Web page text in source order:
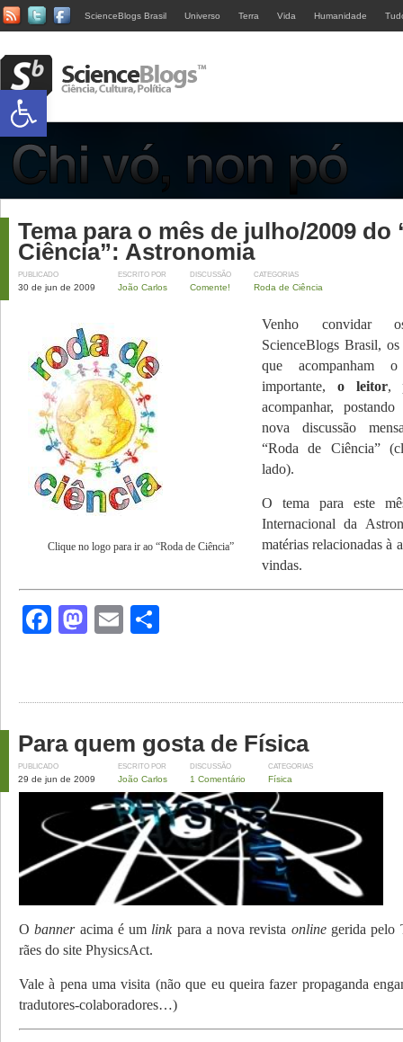
ScienceBlogs Brasil Universo Terra Vida Humanidade
Tema para o mês de julho/2009 do
Ciência”: Astronomia
PUBLICADO
30 de jun de 2009
ESCRITO POR
João Carlos
DISCUSSÃO
Comente!
CATEGORIAS
Roda de Ciência
Clique no logo para ir ao “Roda de Ciência”
Venho convidar
ScienceBlogs Brasil,
que acompanham
importante, o leitor,
acompanhar,
nova discussão
“Roda de Ciência”
lado).
O tema para este
Internacional da
matérias relacionadas à
vindas.
Facebook
Mastodon
Email
Para quem gosta de Física
PUBLICADO
29 de jun de 2009
ESCRITO POR
João Carlos
DISCUSSÃO
1 Comentário
CATEGORIAS
Física
Obanneracima é um linkpara a nova revista onlinegerida pelo
rães do site PhysicsAct.
Vale à pena uma visita (não que eu queira fazer propaganda
tradutores-colaboradores…)
Abrir a barra de ferramentas